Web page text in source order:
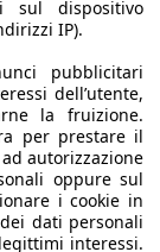
sul dispositivo
IP).
pubblicitari
dell’utente,
la fruizione.
per prestare il
autorizzazione
oppure sul
i cookie in
dati personali
interessi.